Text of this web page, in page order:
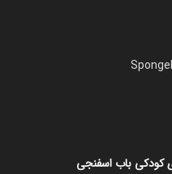
کودکی باب اسفنجی